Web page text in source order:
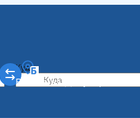
Куда
Ростов-на-Дону